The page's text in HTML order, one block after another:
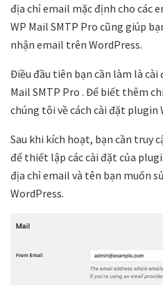
địa chỉ email mặc định cho các
WP Mail SMTP Pro cũng giúp
nhận email trên WordPress.
Điều đầu tiên bạn cần làm là
Mail SMTP Pro . Để biết thêm
chúng tôi về cách cài đặt plugin
Sau khi kích hoạt, bạn cần truy
để thiết lập các cài đặt của
địa chỉ email và tên bạn muốn
WordPress.